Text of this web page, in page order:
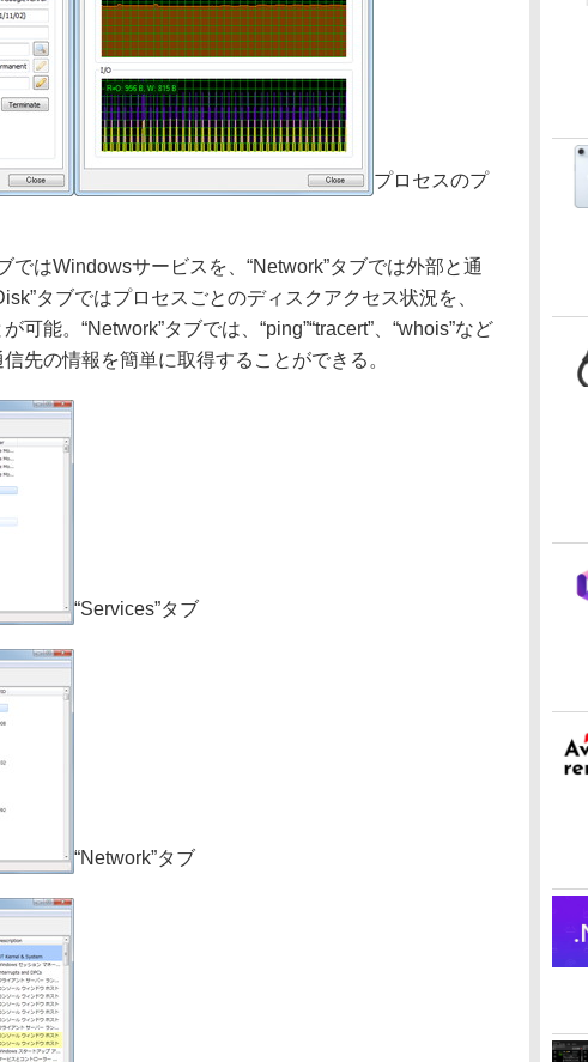
プロセスのプ
ではWindowsサービスを、“Network”タブでは外部と通
タブではプロセスごとのディスクアクセス状況を、
可能。“Network”タブでは、“ping”“tracert”、“whois”など
先の情報を簡単に取得することができる。
“Services”タブ
“Network”タブ